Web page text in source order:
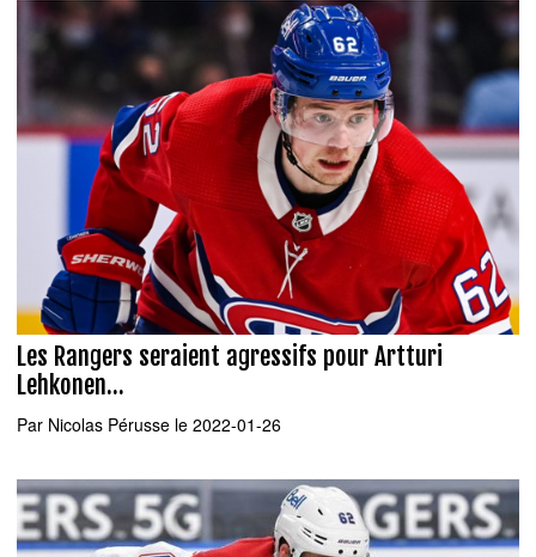
Les Rangers seraient agressifs pour Artturi
Lehkonen...
Par Nicolas Pérusse le 2022-01-26